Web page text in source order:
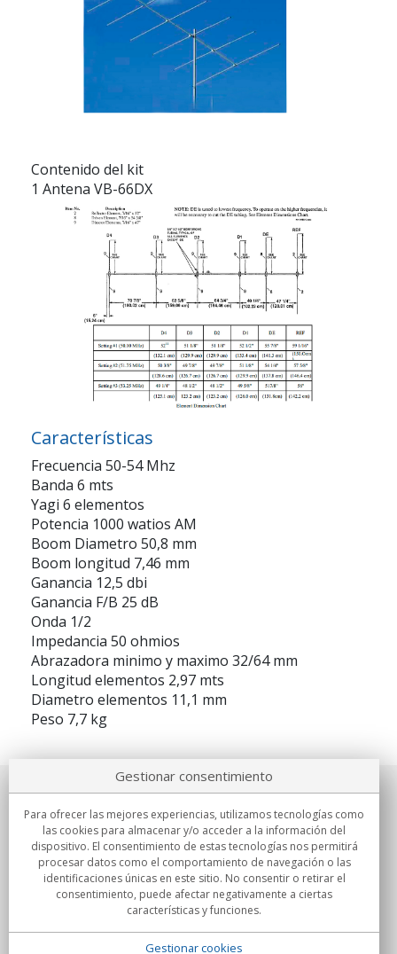
Contenido del kit
1 Antena VB-66DX
Características
Frecuencia 50-54 Mhz
Banda 6 mts
Yagi 6 elementos
Potencia 1000 watios AM
Boom Diametro 50,8 mm
Boom longitud 7,46 mm
Ganancia 12,5 dbi
Ganancia F/B 25 dB
Onda 1/2
Impedancia 50 ohmios
Abrazadora minimo y maximo 32/64 mm
Longitud elementos 2,97 mts
Diametro elementos 11,1 mm
Peso 7,7 kg
Sobre nosotros
Compromisos
Compras
Gestionar consentimiento
Para ofrecer las mejores experiencias, utilizamos tecnologías como
las cookies para almacenar y/o acceder a la información del
dispositivo. El consentimiento de estas tecnologías nos permitirá
procesar datos como el comportamiento de navegación o las
identificaciones únicas en este sitio. No consentir o retirar el
consentimiento, puede afectar negativamente a ciertas
características y funciones.
Gestionar cookies